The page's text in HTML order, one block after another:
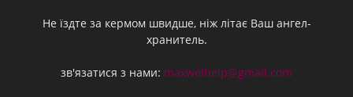
Не їздте за кермом швидше, ніж літає Ваш ангел-
хранитель.
зв'язатися з нами: maxwelhelp@gmail.com